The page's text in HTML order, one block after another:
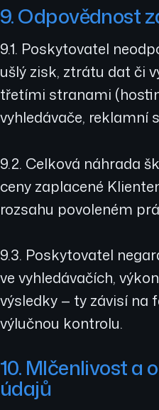
9. Odpovědnost
9.1. Poskytovatel
ušlý zisk, ztrátu dat či
třetími stranami
vyhledávače, reklamní
9.2. Celková náhrada
ceny zaplacené
rozsahu povoleném
9.3. Poskytovatel
ve vyhledávačích,
výsledky — ty závisí na
výlučnou kontrolu.
10. Mlčenlivost a
údajů